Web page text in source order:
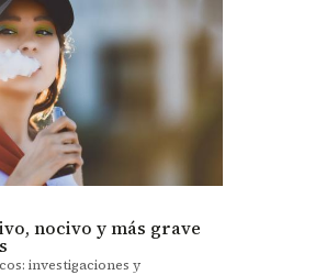
nocivo y más grave
investigaciones y